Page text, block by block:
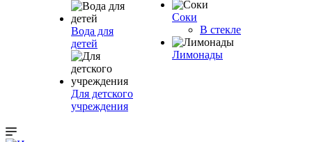
Вода для
детей
Для детского
учреждения
Соки
В стекле
Лимонады